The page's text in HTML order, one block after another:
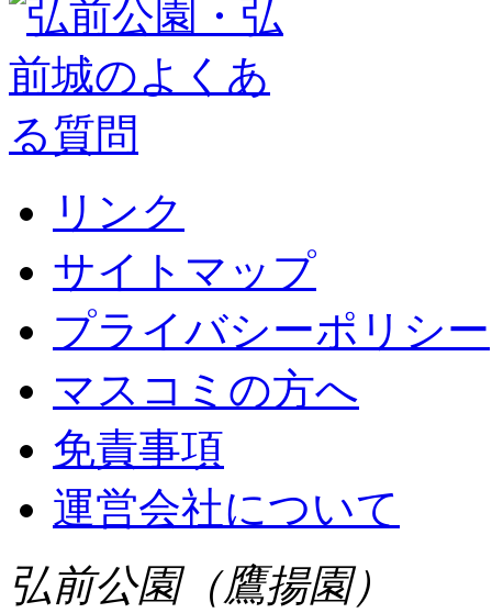
リンク
サイトマップ
プライバシーポリシー
マスコミの方へ
免責事項
運営会社について
弘前公園（鷹揚園）